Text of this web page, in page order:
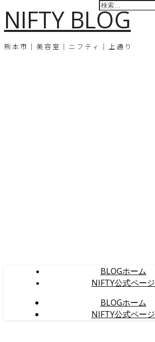
NIFTY BLOG
熊本市｜美容室｜ニフティ｜上通り
BLOGホーム
NIFTY公式ページ
BLOGホーム
NIFTY公式ページ